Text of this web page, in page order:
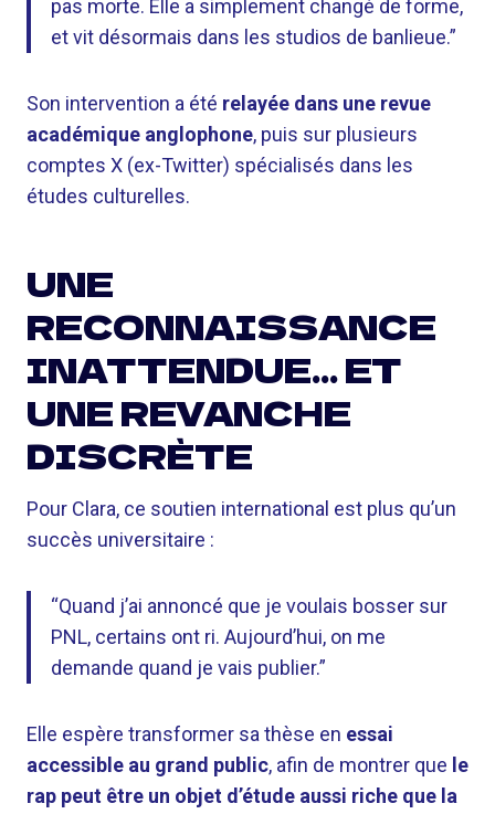
pas morte. Elle a simplement changé de forme,
et vit désormais dans les studios de banlieue.”
Son intervention a été relayée dans une revue
académique anglophone, puis sur plusieurs
comptes X (ex-Twitter) spécialisés dans les
études culturelles.
UNE
RECONNAISSANCE
INATTENDUE… ET
UNE REVANCHE
DISCRÈTE
Pour Clara, ce soutien international est plus qu’un
succès universitaire :
“Quand j’ai annoncé que je voulais bosser sur
PNL, certains ont ri. Aujourd’hui, on me
demande quand je vais publier.”
Elle espère transformer sa thèse en essai
accessible au grand public, afin de montrer que le
rap peut être un objet d’étude aussi riche que la